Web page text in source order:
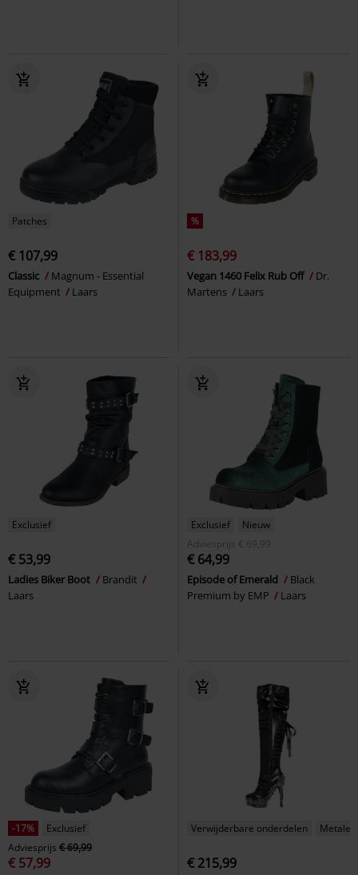
Patches
€ 107,99
Classic
Magnum - Essential
Equipment
Laars
%
€ 183,99
Vegan 1460 Felix Rub Off
Dr.
Martens
Laars
Exclusief
€ 53,99
Ladies Biker Boot
Brandit
Laars
Exclusief
Nieuw
Adviesprijs
€ 69,99
€ 64,99
Episode of Emerald
Black
Premium by EMP
Laars
-17%
Exclusief
Adviesprijs € 69,99
€ 57,99
Verwijderbare onderdelen
€ 215,99